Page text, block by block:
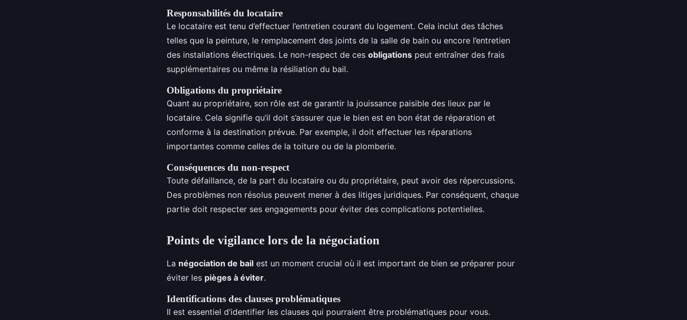
Responsabilités du locataire
Le locataire est tenu d’effectuer l’entretien courant du logement. Cela inclut des tâches
telles que la peinture, le remplacement des joints de la salle de bain ou encore l’entretien
des installations électriques. Le non-respect de ces obligations peut entraîner des frais
supplémentaires ou même la résiliation du bail.
Obligations du propriétaire
Quant au propriétaire, son rôle est de garantir la jouissance paisible des lieux par le
locataire. Cela signifie qu’il doit s’assurer que le bien est en bon état de réparation et
conforme à la destination prévue. Par exemple, il doit effectuer les réparations
importantes comme celles de la toiture ou de la plomberie.
Conséquences du non-respect
Toute défaillance, de la part du locataire ou du propriétaire, peut avoir des répercussions.
Des problèmes non résolus peuvent mener à des litiges juridiques. Par conséquent, chaque
partie doit respecter ses engagements pour éviter des complications potentielles.
Points de vigilance lors de la négociation
La négociation de bail est un moment crucial où il est important de bien se préparer pour
éviter les pièges à éviter.
Identifications des clauses problématiques
Il est essentiel d’identifier les clauses qui pourraient être problématiques pour vous.